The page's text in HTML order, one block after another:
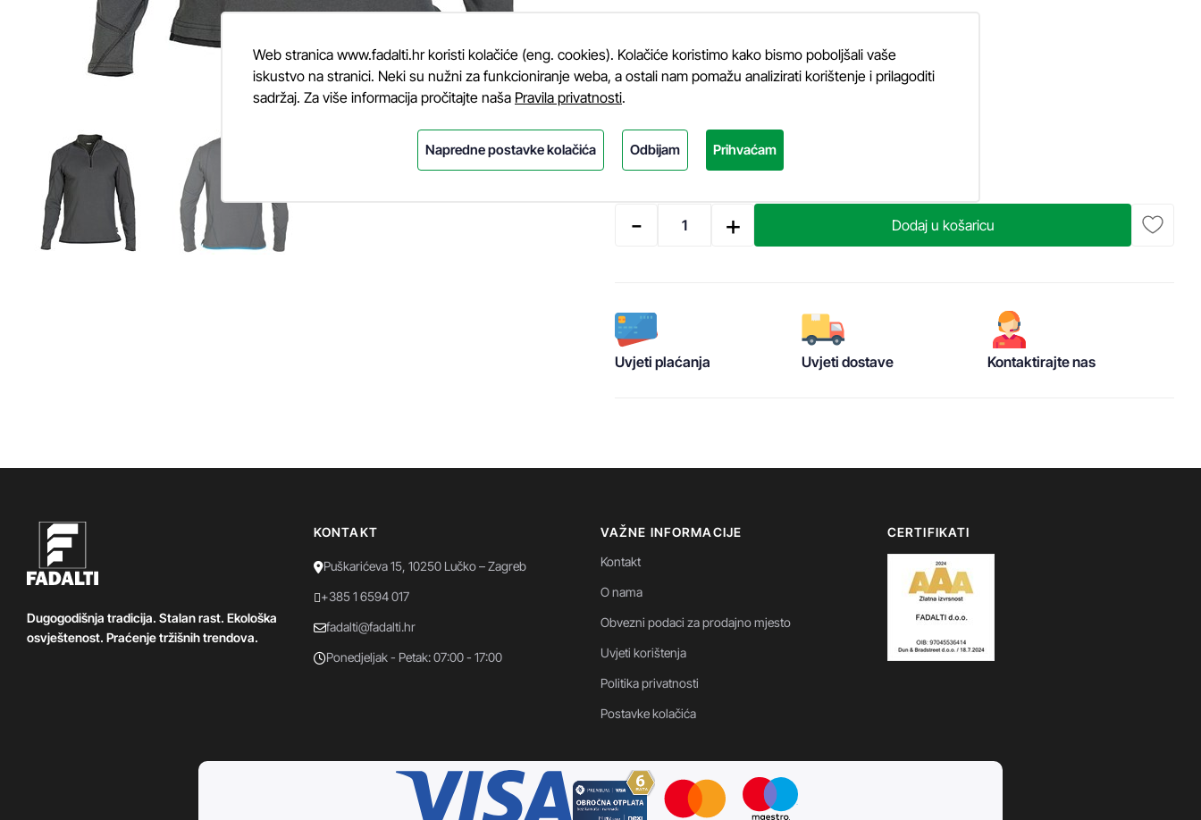
S
Količina:
- + Dodaj u košaricu
Uvjeti plaćanja Uvjeti dostave Kontaktirajte nas
Dugogodišnja tradicija. Stalan rast. Ekološka
osvještenost. Praćenje tržišnih trendova.
KONTAKT
Puškarićeva 15, 10250 Lučko – Zagreb
+385 1 6594 017
fadalti@fadalti.hr
Ponedjeljak - Petak: 07:00 - 17:00
VAŽNE INFORMACIJE
Kontakt
O nama
Obvezni podaci za prodajno mjesto
Uvjeti korištenja
Politika privatnosti
Postavke kolačića
CERTIFIKATI
Web stranica www.fadalti.hr koristi kolačiće (eng. cookies). Kolačiće koristimo kako bismo poboljšali vaše
iskustvo na stranici. Neki su nužni za funkcioniranje weba, a ostali nam pomažu analizirati korištenje i prilagoditi
sadržaj. Za više informacija pročitajte naša Pravila privatnosti.
Napredne postavke kolačića Odbijam Prihvaćam